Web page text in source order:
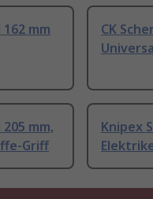
162 mm
CK
mm,
Griff
Knipex